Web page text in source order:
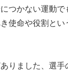
つかない運動で
使命や役割とい
りました、選手